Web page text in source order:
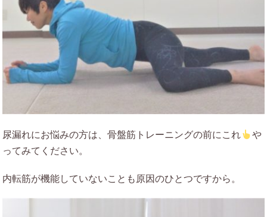
尿漏れにお悩みの方は、骨盤筋トレーニングの前にこれ
や
ってみてください。
内転筋が機能していないことも原因のひとつですから。